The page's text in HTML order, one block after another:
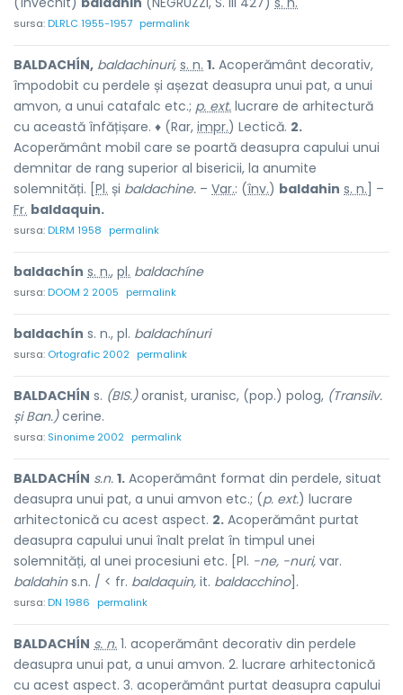
sursa:DLRLC 1955-1957 permalink
BALDACHÍN, baldachinuri, s. n. 1. Acoperământ decorativ,
împodobit cu perdele și așezat deasupra unui pat, a unui
amvon, a unui catafalc etc.; p. ext. lucrare de arhitectură
cu această înfățișare. ♦ (Rar, impr.) Lectică. 2.
Acoperământ mobil care se poartă deasupra capului unui
demnitar de rang superior al bisericii, la anumite
solemnități. [ Pl. și baldachine. – Var.: (înv.) baldahin s. n. ] –
Fr. baldaquin.
sursa:DLRM 1958 permalink
baldachín s. n., pl. baldachíne
sursa:DOOM 2 2005 permalink
baldachín s. n., pl. baldachínuri
sursa: Ortografic 2002 permalink
BALDACHÍN s. (BIS.)oranist, uranisc, (pop.) polog, (Transilv.
și Ban.)cerine.
sursa: Sinonime 2002 permalink
BALDACHÍN s.n. 1. Acoperământ format din perdele, situat
deasupra unui pat, a unui amvon etc.; (p. ext.) lucrare
arhitectonică cu acest aspect. 2. Acoperământ purtat
deasupra capului unui înalt prelat în timpul unei
solemnități, al unei procesiuni etc. [Pl. -ne, -nuri, var.
baldahins.n. / < fr. baldaquin, it. baldacchino].
sursa:DN 1986 permalink
BALDACHÍN s. n. 1. acoperământ decorativ din perdele
deasupra unui pat, a unui amvon. 2. lucrare arhitectonică
cu acest aspect. 3. acoperământ purtat deasupra capului